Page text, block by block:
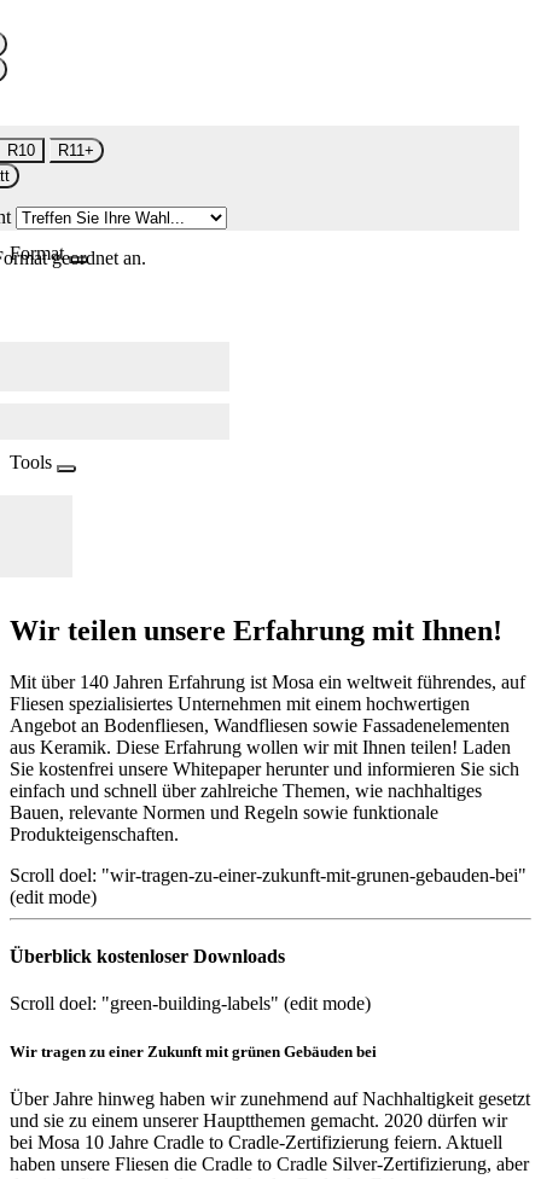
R10
R11+
Formatgeordnet an.
Tools
Wir teilen unsere Erfahrung mit Ihnen!
Mit über 140 Jahren Erfahrung ist Mosa ein weltweit führendes, auf
Fliesen spezialisiertes Unternehmen mit einem hochwertigen
Angebot an Bodenfliesen, Wandfliesen sowie Fassadenelementen
aus Keramik. Diese Erfahrung wollen wir mit Ihnen teilen! Laden
Sie kostenfrei unsere Whitepaper herunter und informieren Sie sich
einfach und schnell über zahlreiche Themen, wie nachhaltiges
Bauen, relevante Normen und Regeln sowie funktionale
Produkteigenschaften.
Scroll doel: "wir-tragen-zu-einer-zukunft-mit-grunen-gebauden-bei"
(edit mode)
Überblick kostenloser Downloads
Scroll doel: "green-building-labels" (edit mode)
Wir tragen zu einer Zukunft mit grünen Gebäuden bei
Über Jahre hinweg haben wir zunehmend auf Nachhaltigkeit gesetzt
und sie zu einem unserer Hauptthemen gemacht. 2020 dürfen wir
bei Mosa 10 Jahre Cradle to Cradle-Zertifizierung feiern. Aktuell
haben unsere Fliesen die Cradle to Cradle Silver-Zertifizierung, aber